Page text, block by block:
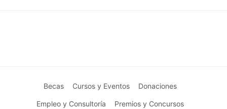
Becas Cursos y Eventos Donaciones
Empleo y Consultoría Premios y Concursos